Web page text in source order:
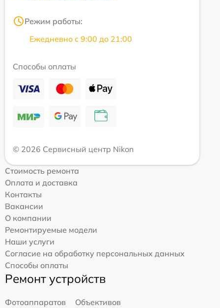
Режим работы:
Ежедневно с 9:00 до 21:00
Способы оплаты
© 2026 Сервисный центр Nikon
Стоимость ремонта
Оплата и доставка
Контакты
Вакансии
О компании
Ремонтируемые модели
Наши услуги
Согласие на обработку персональных данных
Способы оплаты
Ремонт устройств
Фотоаппаратов
Объективов